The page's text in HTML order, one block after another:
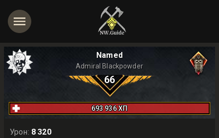
Named
Admiral Blackpowder
66
693 936ХП
Урон: 8 320